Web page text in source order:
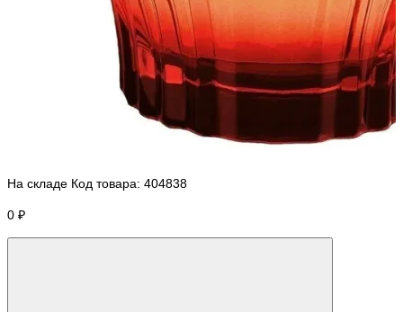
На складе Код товара: 404838
0 ₽